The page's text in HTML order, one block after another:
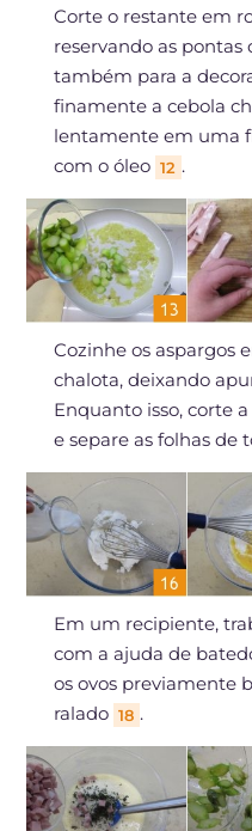
Corte o restante em
reservando as pontas
também para a
finamente a cebola
lentamente em uma
com o óleo 12 .
Cozinhe os aspargos
chalota, deixando
Enquanto isso, corte
e separe as folhas de
Em um recipiente,
com a ajuda de
os ovos previamente
ralado 18 .